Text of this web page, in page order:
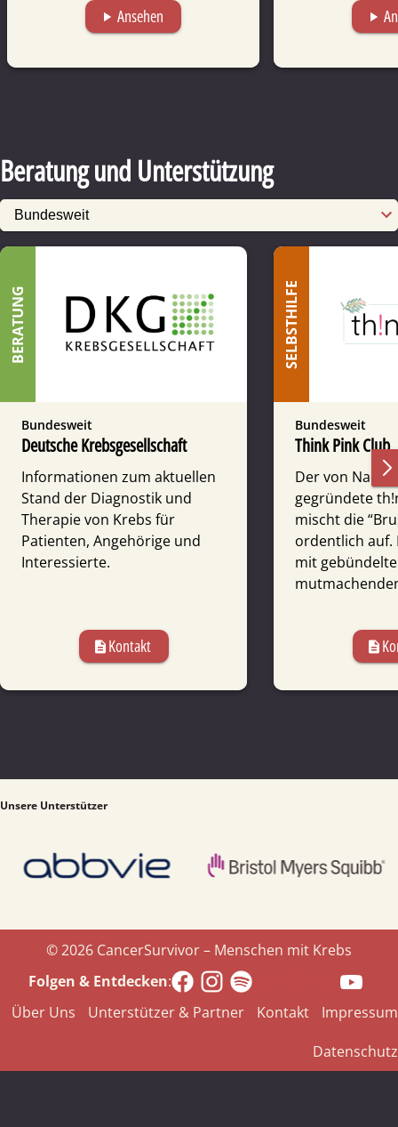
play_arrow Ansehen play_arrow
Beratung und Unterstützung
BERATUNG
Bundesweit
Deutsche Krebsgesellschaft
Informationen zum aktuellen
Stand der Diagnostik und
Therapie von Krebs für
Patienten, Angehörige und
Interessierte.
description Kontakt
SELBSTHILFE
Bundesweit
Think Pink Club
Der von Nadja
gegründete
mischt die
ordentlich auf.
mit
description
Unsere Unterstützer
© 2026 CancerSurvivor – Menschen mit Krebs
Folgen & Entdecken:
Über Uns
Unterstützer & Partner Kontakt
Impressum
Datenschutz